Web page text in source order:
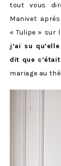
tout vous
Manivet
« Tulipe » sur
j’ai su
dit que
mariage au